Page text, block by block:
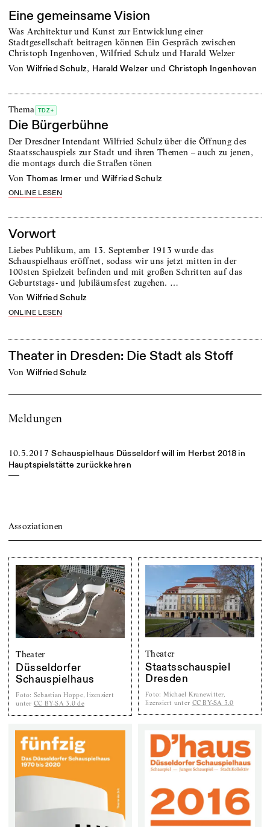
Eine gemeinsame Vision
Was Architektur und Kunst zur Entwicklung einer
Stadtgesellschaft beitragen können Ein Gespräch zwischen
Christoph Ingenhoven, Wilfried Schulz und Harald Welzer
von Wilfried Schulz, Harald Welzer und Christoph Ingenhoven
Thema TDZ+
Die Bürgerbühne
Der Dresdner Intendant Wilfried Schulz über die Öffnung des
Staatsschauspiels zur Stadt und ihren Themen – auch zu jenen,
die montags durch die Straßen tönen
von Thomas Irmer und Wilfried Schulz
ONLINE LESEN
Vorwort
Liebes Publikum, am 13. September 1913 wurde das
Schauspielhaus eröffnet, sodass wir uns jetzt mitten in der
100sten Spielzeit befinden und mit großen Schritten auf das
Geburtstags- und Jubiläumsfest zugehen. …
von Wilfried Schulz
ONLINE LESEN
Theater in Dresden: Die Stadt als Stoff
von Wilfried Schulz
Meldungen
10.5.2017 Schauspielhaus Düsseldorf will im Herbst 2018 in
Hauptspielstätte zurückkehren
Assoziationen
Theater
Düsseldorfer
Schauspielhaus
Foto: Sebastian Hoppe, lizensiert
unter CC BY-SA 3.0 de
Theater
Staatsschauspiel
Dresden
Foto: Michael Kranewitter,
lizensiert unter CC BY-SA 3.0